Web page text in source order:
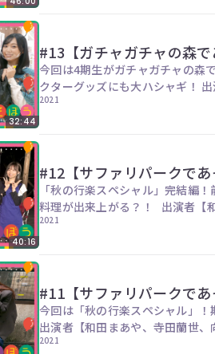
32:44
#13【ガチャガチャの森で
今回は4期生がガチャガチャの森
ク
2021
40:16
#12【サファリパークであ
「秋の行楽スペシャル」完結編
料理が出来
2021
#11【サファリパークであ
今回は「秋の行楽スペシャル」
出演者【和田まあや、寺田蘭世、
2021